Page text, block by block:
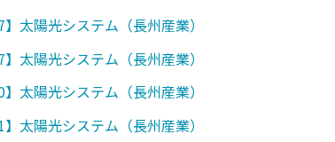
】太陽光システム（長州産業）
】太陽光システム（長州産業）
】太陽光システム（長州産業）
】太陽光システム（長州産業）